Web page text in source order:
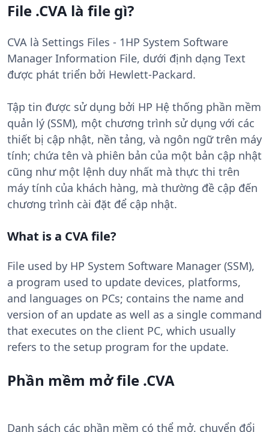
File .CVA là file gì?
CVA là Settings Files - 1HP System Software
Manager Information File, dưới định dạng Text
được phát triển bởi Hewlett-Packard.
Tập tin được sử dụng bởi HP Hệ thống phần mềm
quản lý (SSM), một chương trình sử dụng với các
thiết bị cập nhật, nền tảng, và ngôn ngữ trên máy
tính; chứa tên và phiên bản của một bản cập nhật
cũng như một lệnh duy nhất mà thực thi trên
máy tính của khách hàng, mà thường đề cập đến
chương trình cài đặt để cập nhật.
What is a CVA file?
File used by HP System Software Manager (SSM),
a program used to update devices, platforms,
and languages on PCs; contains the name and
version of an update as well as a single command
that executes on the client PC, which usually
refers to the setup program for the update.
Phần mềm mở file .CVA
Danh sách các phần mềm có thể mở, chuyển đổi